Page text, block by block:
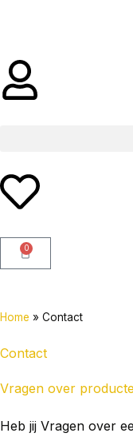
inhoud
0
Winkelwagen
Home » Contact
Contact
Vragen over
Heb jij Vragen over